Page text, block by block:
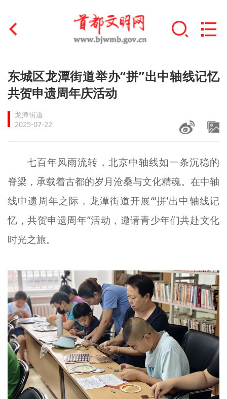
首页
文明创建
文明实践
未成年人思想道德建设
榜样人物
+
身边好人
文明评论
宣传思想文化人才
专题
资料库
+
东城区龙潭街道举办“拼”出中轴线记忆
共贺申遗周年庆活动
龙潭街道
2025-07-22
七百年风雨流转，北京中轴线如一条沉稳的
脊梁，承载着古都的岁月沧桑与文化精魂。在中轴
线申遗周年之际，龙潭街道开展“‘拼’出中轴线记
忆，共贺申遗周年”活动，邀请青少年们共赴文化
时光之旅。